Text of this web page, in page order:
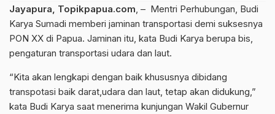
Jayapura, Topikpapua.com , – Mentri Perhubungan, Budi
Karya Sumadi memberi jaminan transportasi demi suksesnya
PON XX di Papua. Jaminan itu, kata Budi Karya berupa bis,
pengaturan transportasi udara dan laut.
“Kita akan lengkapi dengan baik khususnya dibidang
transpotasi baik darat,udara dan laut, tetap akan didukung,”
kata Budi Karya saat menerima kunjungan Wakil Gubernur